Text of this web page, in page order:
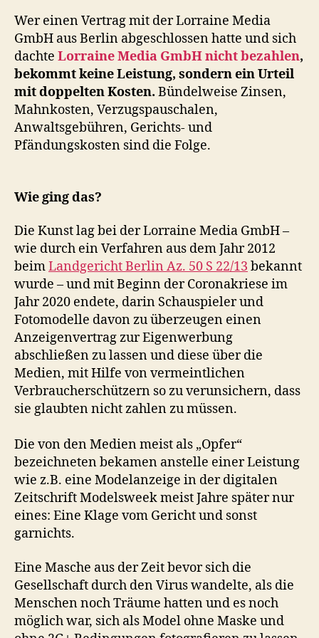
Wer einen Vertrag mit der Lorraine Media
GmbH aus Berlin abgeschlossen hatte und sich
dachte Lorraine Media GmbH nicht bezahlen,
bekommt keine Leistung, sondern ein Urteil
mit doppelten Kosten. Bündelweise Zinsen,
Mahnkosten, Verzugspauschalen,
Anwaltsgebühren, Gerichts- und
Pfändungskosten sind die Folge.
Wie ging das?
Die Kunst lag bei der Lorraine Media GmbH –
wie durch ein Verfahren aus dem Jahr 2012
beimLandgericht Berlin Az. 50 S 22/13 bekannt
wurde – und mit Beginn der Coronakriese im
Jahr 2020 endete, darin Schauspieler und
Fotomodelle davon zu überzeugen einen
Anzeigenvertrag zur Eigenwerbung
abschließen zu lassen und diese über die
Medien, mit Hilfe von vermeintlichen
Verbraucherschützern so zu verunsichern, dass
sie glaubten nicht zahlen zu müssen.
Die von den Medien meist als „Opfer“
bezeichneten bekamen anstelle einer Leistung
wie z.B. eine Modelanzeige in der digitalen
Zeitschrift Modelsweek meist Jahre später nur
eines: Eine Klage vom Gericht und sonst
garnichts.
Eine Masche aus der Zeit bevor sich die
Gesellschaft durch den Virus wandelte, als die
Menschen noch Träume hatten und es noch
möglich war, sich als Model ohne Maske und